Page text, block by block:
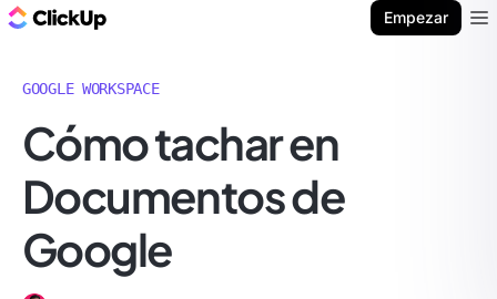
Empezar
GOOGLE WORKSPACE
Cómo tachar en
Documentos de
Google